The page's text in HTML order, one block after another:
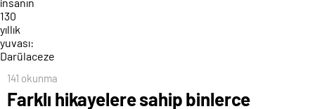
141 okunma
Farklı hikayelere sahip binlerce